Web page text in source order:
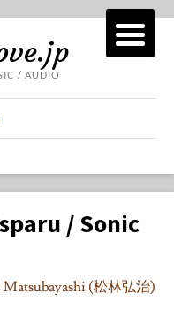
/ AUDIO
/ Sonic
(松林弘治)